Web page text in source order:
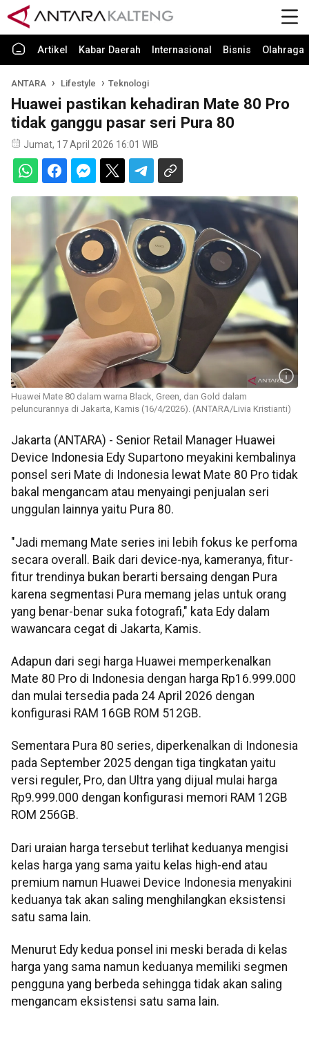
Artikel Kabar Daerah Internasional Bisnis Olahraga
ANTARA Lifestyle Teknologi
Huawei pastikan kehadiran Mate 80 Pro
tidak ganggu pasar seri Pura 80
Jumat, 17 April 2026 16:01 WIB
Huawei Mate 80 dalam warna Black, Green, dan Gold dalam
peluncurannya di Jakarta, Kamis (16/4/2026). (ANTARA/Livia Kristianti)
Jakarta (ANTARA) - Senior Retail Manager Huawei
Device Indonesia Edy Supartono meyakini kembalinya
ponsel seri Mate di Indonesia lewat Mate 80 Pro tidak
bakal mengancam atau menyaingi penjualan seri
unggulan lainnya yaitu Pura 80.
"Jadi memang Mate series ini lebih fokus ke perfoma
secara overall. Baik dari device-nya, kameranya, fitur-
fitur trendinya bukan berarti bersaing dengan Pura
karena segmentasi Pura memang jelas untuk orang
yang benar-benar suka fotografi," kata Edy dalam
wawancara cegat di Jakarta, Kamis.
Adapun dari segi harga Huawei memperkenalkan
Mate 80 Pro di Indonesia dengan harga Rp16.999.000
dan mulai tersedia pada 24 April 2026 dengan
konfigurasi RAM 16GB ROM 512GB.
Sementara Pura 80 series, diperkenalkan di Indonesia
pada September 2025 dengan tiga tingkatan yaitu
versi reguler, Pro, dan Ultra yang dijual mulai harga
Rp9.999.000 dengan konfigurasi memori RAM 12GB
ROM 256GB.
Dari uraian harga tersebut terlihat keduanya mengisi
kelas harga yang sama yaitu kelas high-end atau
premium namun Huawei Device Indonesia menyakini
keduanya tak akan saling menghilangkan eksistensi
satu sama lain.
Menurut Edy kedua ponsel ini meski berada di kelas
harga yang sama namun keduanya memiliki segmen
pengguna yang berbeda sehingga tidak akan saling
mengancam eksistensi satu sama lain.